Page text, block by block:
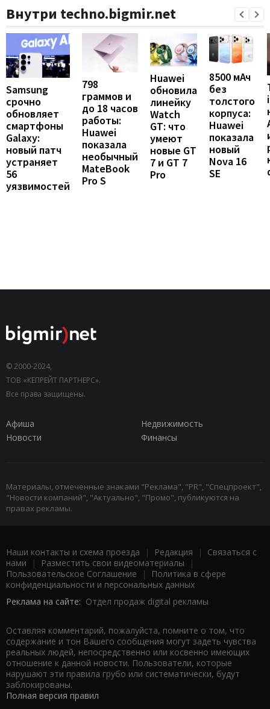
Внутри techno.bigmir.net
Samsung
срочно
обновляет
смартфоны
Galaxy:
новый патч
устраняет
56
уязвимостей
798
граммов и
до 18 часов
работы:
Huawei
показала
необычный
MateBook
Pro S
Huawei
обновила
линейку
Watch
GT: что
умеют
новые GT
7 и GT 7
Pro
8500 мАч
без
толстого
корпуса:
Huawei
показала
новый
Nova 16
SE
© 2000-2024,
ТОВ «КЕПРЕЙТ ПАРТНЕРС».
Все права защищены.
Афиша
Недвижимость
Новости
Финансы
Материалы, отмеченные знаками "Реклама", "PR", "Спецпроект",
"Новости компаний", "Актуально", "Промо", публикуются на
правах рекламы.
Наши контакты и схема проезда | Редакция | Связаться с
нами | Разместить свои видеоматериалы |
Пользовательское Соглашение |
Политика в сфере
конфиденциальности и персональных данных
Реклама на сайте: Отдел продаж digital рекламы
Оставляя комментарий, пожалуйста, помните о том, что
содержание и тон Вашего сообщения могут задеть чувства
реальных людей, непосредственно или косвенно имеющих
отношение к данной новости. Пользователи, которые
нарушают эти правила грубо или систематически, будут
заблокированы.
Полная версия правил